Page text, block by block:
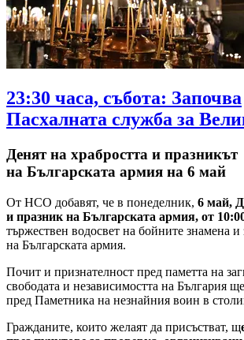
23:30 часа, събота: Започва
Пасхалната служба за
Денят на храбростта и празникът
на Българската армия на 6 май
От НСО добавят, че в понеделник, 6 май,
и празник на Българската армия, от
тържествен водосвет на бойните знамена и
на Българската армия.
Почит и признателност пред паметта на
свободата и независимостта на България
пред Паметника на незнайния воин в
Гражданите, които желаят да присъстват, щ